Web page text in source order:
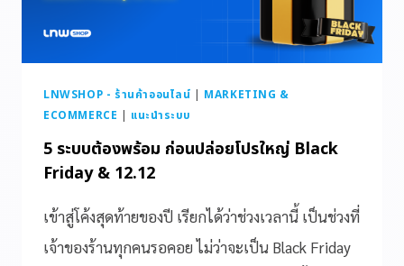
LNWSHOP - ร้านค้าออนไลน์ | MARKETING &
ECOMMERCE | แนะนำระบบ
5 ระบบต้องพร้อม ก่อนปล่อยโปรใหญ่ Black
Friday & 12.12
เข้าสู่โค้งสุดท้ายของปี เรียกได้ว่าช่วงเวลานี้ เป็นช่วงที่
เจ้าของร้านทุกคนรอคอย ไม่ว่าจะเป็น Black Friday